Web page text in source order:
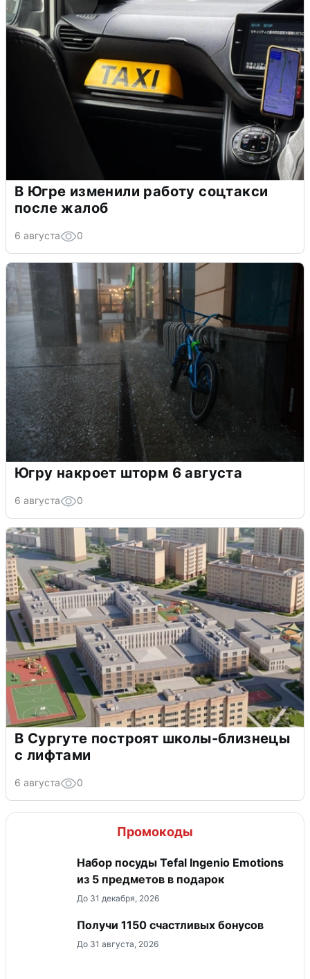
В Югре изменили работу соцтакси
после жалоб
6 августа 0
Югру накроет шторм 6 августа
6 августа 0
В Сургуте построят школы-близнецы
с лифтами
6 августа 0
Промокоды
Набор посуды Tefal Ingenio Emotions
из 5 предметов в подарок
До 31 декабря, 2026
Получи 1150 счастливых бонусов
До 31 августа, 2026